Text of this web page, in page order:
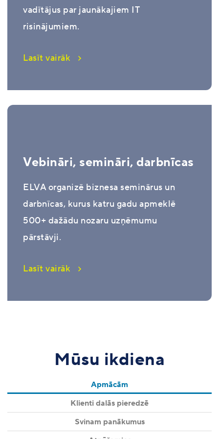
vadītājus par jaunākajiem IT
risinājumiem.
Lasīt vairāk
Vebināri, semināri, darbnīcas
ELVA organizē biznesa seminārus un
darbnīcas, kurus katru gadu apmeklē
500+ dažādu nozaru uzņēmumu
pārstāvji.
Lasīt vairāk
Mūsu ikdiena
Apmācām
Klienti dalās pieredzē
Svinam panākumus